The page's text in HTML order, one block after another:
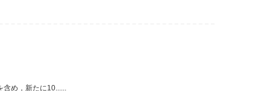
含め，新たに10......